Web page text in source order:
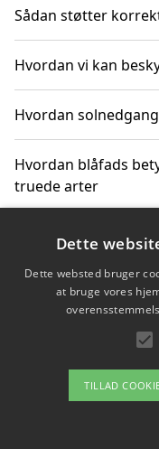
Sådan støtter
Hvordan vi kan
Hvordan
Hvordan blåfads
truede arter
Hvordan kan gaver
Om /
Dette
Dette websted bruger
at bruge vores
TILLAD